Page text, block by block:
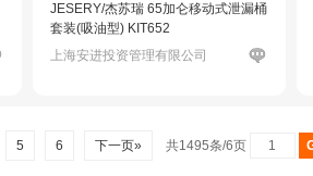
JESERY/杰苏瑞 65加仑移动式泄漏桶
套装(吸油型) KIT652
上海安进投资管理有限公司
5 6 下一页» 共1495条/6页